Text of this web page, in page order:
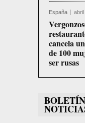
España
cancela
de 100
ser rusas